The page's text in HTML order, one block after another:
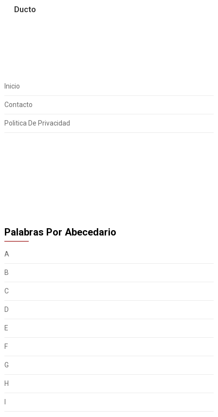
Ducto
Inicio
Contacto
Politica De Privacidad
Palabras Por Abecedario
A
B
C
D
E
F
G
H